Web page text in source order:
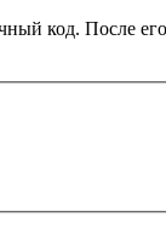
код. После